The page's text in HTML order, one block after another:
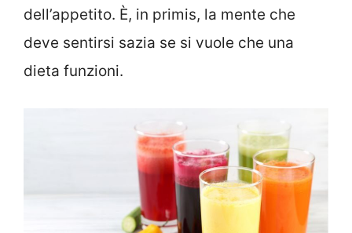
dell’appetito. È, in primis, la mente che
deve sentirsi sazia se si vuole che una
dieta funzioni.